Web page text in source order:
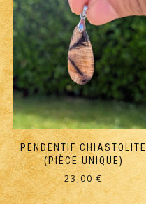
PENDENTIF CHIASTOLITE
(PIÈCE UNIQUE)
23,00€